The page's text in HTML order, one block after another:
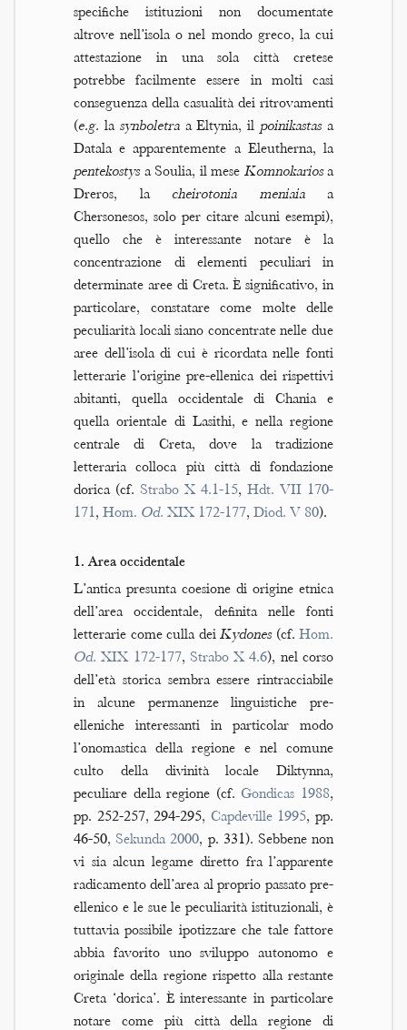
specifiche istituzioni non documentate
altrove nell’isola o nel mondo greco, la cui
attestazione in una sola città cretese
potrebbe facilmente essere in molti casi
conseguenza della casualità dei ritrovamenti
(e.g. la synboletraa Eltynia, il poinikastasa
Datala e apparentemente a Eleutherna, la
pentekostysa Soulia, il mese Komnokariosa
Dreros, la cheirotonia meniaiaa
Chersonesos, solo per citare alcuni esempi),
quello che è interessante notare è la
concentrazione di elementi peculiari in
determinate aree di Creta. È significativo, in
particolare, constatare come molte delle
peculiarità locali siano concentrate nelle due
aree dell’isola di cui è ricordata nelle fonti
letterarie l’origine pre-ellenica dei rispettivi
abitanti, quella occidentale di Chania e
quella orientale di Lasithi, e nella regione
centrale di Creta, dove la tradizione
letteraria colloca più città di fondazione
dorica (cf. Strabo X 4.1-15, Hdt. VII 170-
171, Hom. Od. XIX 172-177, Diod. V 80).
1. Area occidentale
L’antica presunta coesione di origine etnica
dell’area occidentale, definita nelle fonti
letterarie come culla dei Kydones(cf. Hom.
Od. XIX 172-177, Strabo X 4.6), nel corso
dell’età storica sembra essere rintracciabile
in alcune permanenze linguistiche pre-
elleniche interessanti in particolar modo
l’onomastica della regione e nel comune
culto della divinità locale Diktynna,
peculiare della regione (cf. Gondicas 1988,
pp. 252-257, 294-295, Capdeville 1995, pp.
46-50, Sekunda 2000, p. 331). Sebbene non
vi sia alcun legame diretto fra l’apparente
radicamento dell’area al proprio passato pre-
ellenico e le sue le peculiarità istituzionali, è
tuttavia possibile ipotizzare che tale fattore
abbia favorito uno sviluppo autonomo e
originale della regione rispetto alla restante
Creta ‘dorica’. È interessante in particolare
notare come più città della regione di